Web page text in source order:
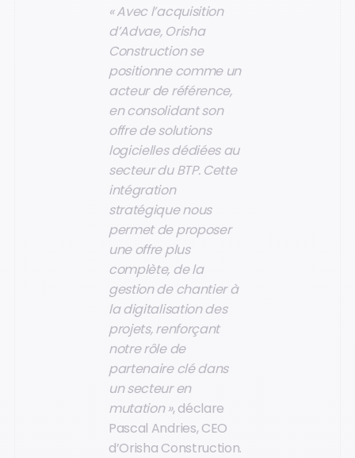
« Avec l’acquisition
d’Advae, Orisha
Construction se
positionne comme un
acteur de référence,
en consolidant son
offre de solutions
logicielles dédiées au
secteur du BTP. Cette
intégration
stratégique nous
permet de proposer
une offre plus
complète, de la
gestion de chantier à
la digitalisation des
projets, renforçant
notre rôle de
partenaire clé dans
un secteur en
mutation », déclare
Pascal Andries, CEO
d’Orisha Construction.